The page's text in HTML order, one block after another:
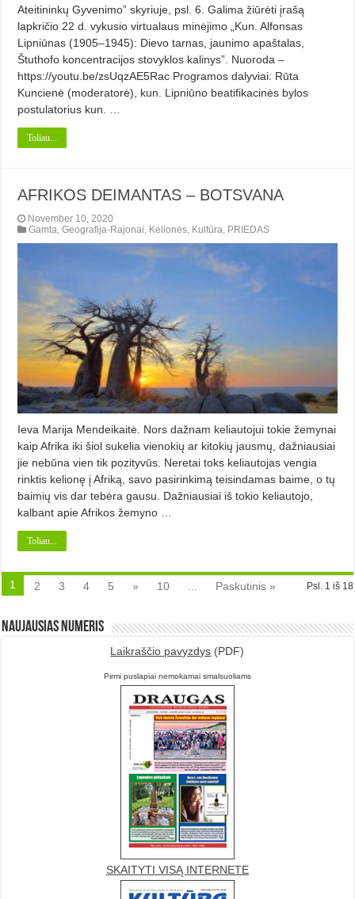
Ateitininkų Gyvenimo” skyriuje, psl. 6. Galima žiūrėti įrašą
lapkričio 22 d. vykusio virtualaus minėjimo „Kun. Alfonsas
Lipniūnas (1905–1945): Dievo tarnas, jaunimo apaštalas,
Štuthofo koncentracijos stovyklos kalinys”. Nuoroda –
https://youtu.be/zsUqzAE5Rac Programos dalyviai: Rūta
Kuncienė (moderatorė), kun. Lipniūno beatifikacinės bylos
postulatorius kun. …
Toliau...
AFRIKOS DEIMANTAS – BOTSVANA
November 10, 2020
Gamta,Geografija-Rajonai, Kelionės, Kultūra, PRIEDAS
Ieva Marija Mendeikaitė. Nors dažnam keliautojui tokie žemynai
kaip Afrika iki šiol sukelia vienokių ar kitokių jausmų, dažniausiai
jie nebūna vien tik pozityvūs. Neretai toks keliautojas vengia
rinktis kelionę į Afriką, savo pasirinkimą teisindamas baime, o tų
baimių vis dar tebėra gausu. Dažniausiai iš tokio keliautojo,
kalbant apie Afrikos žemyno …
Toliau...
Psl. 1 iš 18
1 2 3 4 5 » 10 Paskutinis »
Naujausias numeris
Laikraščio pavyzdys (PDF)
Pirmi puslapiai nemokamai smalsuoliams
SKAITYTI VISĄ INTERNETE